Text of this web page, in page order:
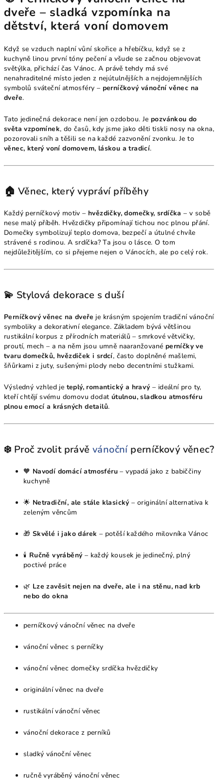
dveře – sladká vzpomínka na
dětství, která voní domovem
Když se vzduch naplní vůní skořice a hřebíčku, když se z
kuchyně linou první tóny pečení a všude se začnou objevovat
světýlka, přichází čas Vánoc. A právě tehdy má své
nenahraditelné místo jeden z nejútulnějších a nejdojemnějších
symbolů sváteční atmosféry – perníčkový vánoční věnec na
dveře.
Tato jedinečná dekorace není jen ozdobou. Je pozvánkou do
světa vzpomínek, do časů, kdy jsme jako děti tiskli nosy na okna,
pozorovali sníh a těšili se na každé zazvonění zvonku. Je to
věnec, který voní domovem, láskou a tradicí.
🏠 Věnec, který vypráví příběhy
Každý perníčkový motiv – hvězdičky, domečky, srdíčka – v sobě
nese malý příběh. Hvězdičky připomínají tichou noc plnou přání.
Domečky symbolizují teplo domova, bezpečí a útulné chvíle
strávené s rodinou. A srdíčka? Ta jsou o lásce. O tom
nejdůležitějším, co si přejeme nejen o Vánocích, ale po celý rok.
💫 Stylová dekorace s duší
Perníčkový věnec na dveře je krásným spojením tradiční vánoční
symboliky a dekorativní elegance. Základem bývá většinou
rustikální korpus z přírodních materiálů – smrkové větvičky,
proutí, mech – a na něm jsou umně naaranžované perníčky ve
tvaru domečků, hvězdiček i srdcí, často doplněné mašlemi,
šňůrkami z juty, sušenými plody nebo decentními stužkami.
Výsledný vzhled je teplý, romantický a hravý – ideální pro ty,
kteří chtějí svému domovu dodat útulnou, sladkou atmosféru
plnou emocí a krásných detailů.
❄️ Proč zvolit právě vánočníperníčkový věnec?
🧡 Navodí domácí atmosféru – vypadá jako z babiččiny
kuchyně
🌟 Netradiční, ale stále klasický – originální alternativa k
zeleným věncům
🎁 Skvělé i jako dárek – potěší každého milovníka Vánoc
🕯 Ručně vyráběný – každý kousek je jedinečný, plný
poctivé práce
🌿 Lze zavěsit nejen na dveře, ale i na stěnu, nad krb
nebo do okna
perníčkový vánoční věnec na dveře
vánoční věnec s perníčky
vánoční věnec domečky srdíčka hvězdičky
originální věnec na dveře
rustikální vánoční věnec
vánoční dekorace z perníků
sladký vánoční věnec
ručně vyráběný vánoční věnec